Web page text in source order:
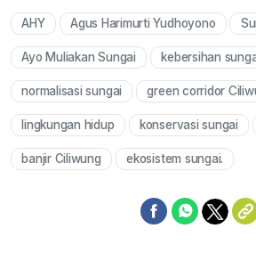
AHY Agus Harimurti Yudhoyono
Ayo Muliakan Sungai kebersihan
normalisasi sungai green corridor
lingkungan hidup konservasi sungai
banjir Ciliwung ekosistem sungai.